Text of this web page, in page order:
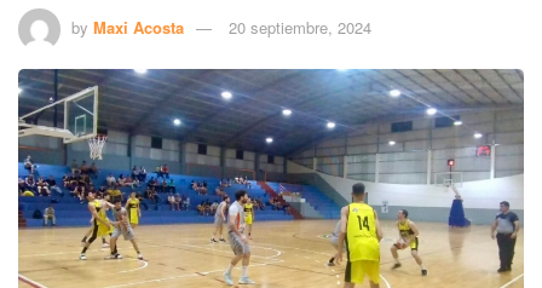
by Maxi Acosta 20 septiembre, 2024